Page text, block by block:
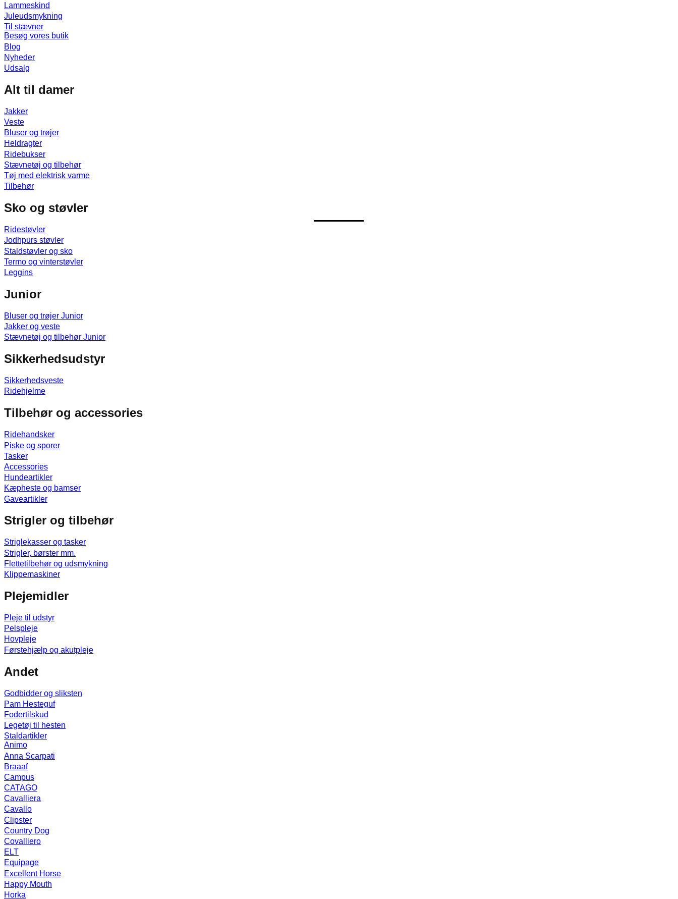
Lammeskind
Juleudsmykning
Til stævner
Besøg vores butik
Blog
Nyheder
Udsalg
Alt til damer
Jakker
Veste
Bluser og trøjer
Heldragter
Ridebukser
Stævnetøj og tilbehør
Tøj med elektrisk varme
Tilbehør
Sko og støvler
Ridestøvler
Jodhpurs støvler
Staldstøvler og sko
Termo og vinterstøvler
Leggins
Junior
Bluser og trøjer Junior
Jakker og veste
Stævnetøj og tilbehør Junior
Sikkerhedsudstyr
Sikkerhedsveste
Ridehjelme
Tilbehør og accessories
Ridehandsker
Piske og sporer
Tasker
Accessories
Hundeartikler
Kæpheste og bamser
Gaveartikler
Strigler og tilbehør
Striglekasser og tasker
Strigler, børster mm.
Flettetilbehør og udsmykning
Klippemaskiner
Plejemidler
Pleje til udstyr
Pelspleje
Hovpleje
Førstehjælp og akutpleje
Andet
Godbidder og sliksten
Pam Hesteguf
Fodertilskud
Legetøj til hesten
Staldartikler
Animo
Anna Scarpati
Braaaf
Campus
CATAGO
Cavalliera
Cavallo
Clipster
Country Dog
Covalliero
ELT
Equipage
Excellent Horse
Happy Mouth
Horka